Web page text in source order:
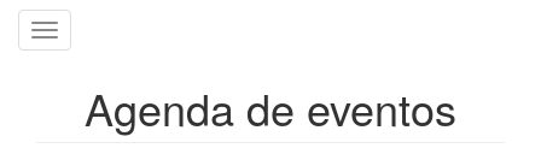
Pular
para Toggle
navigation
Agenda de eventos